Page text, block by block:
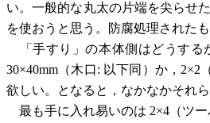
い。一般的な丸太の片端を尖らせ
を使おうと思う。防腐処理された
「手すり」の本体側はどうする
30×40mm（木口: 以下同）か，
欲しい。となると，なかなかそれ
最も手に入れ易いのは 2×4（ツー